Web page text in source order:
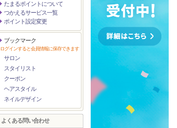
たまるポイントについて
つかえるサービス一覧
ポイント設定変更
ブックマーク
ログインすると会員情報に保存できます
サロン
スタイリスト
クーポン
ヘアスタイル
ネイルデザイン
よくある問い合わせ